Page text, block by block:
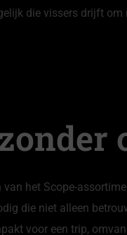
die vissers drijft
van het Scope-
die niet alleen
voor een trip,